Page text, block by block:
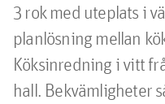
3 rok med uteplats i
planlösning mellan
Köksinredning i vitt
hall. Bekvämligheter